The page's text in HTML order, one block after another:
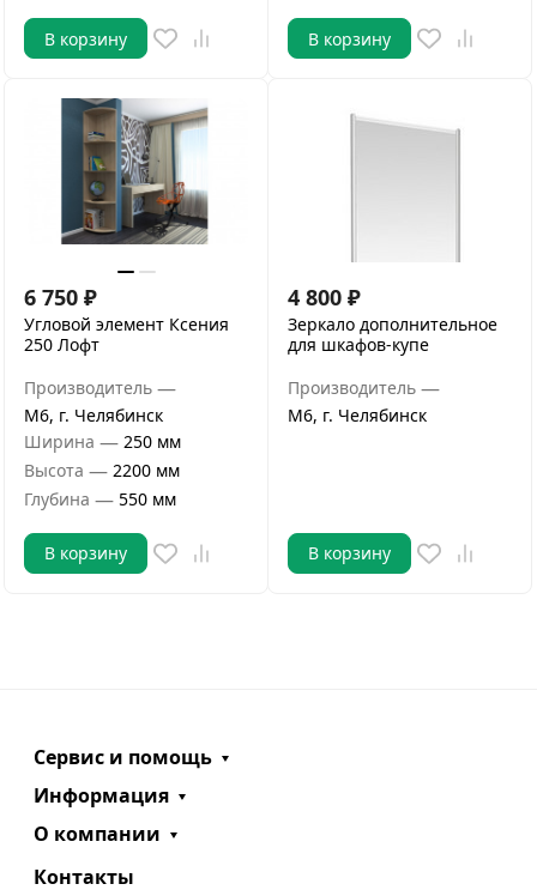
В корзину В корзину
6 750 ₽
Угловой элемент Ксения
250 Лофт
Производитель —
М6, г. Челябинск
Ширина — 250 мм
Высота — 2200 мм
Глубина — 550 мм
В корзину
4 800 ₽
Зеркало дополнительное
для шкафов-купе
Производитель —
М6, г. Челябинск
В корзину
Сервис и помощь
Информация
О компании
Контакты